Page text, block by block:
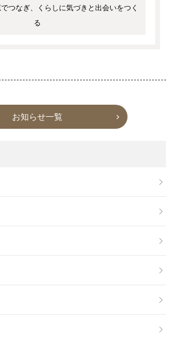
でつなぎ、くらしに気づきと出会いをつく
る
お知らせ一覧